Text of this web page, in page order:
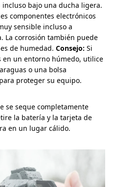
bajo una ducha ligera.
componentes electrónicos
sensible incluso a
La corrosión también puede
de humedad. Consejo: Si
un entorno húmedo, utilice
o una bolsa
proteger su equipo.
se seque completamente
la batería y la tarjeta de
en un lugar cálido.